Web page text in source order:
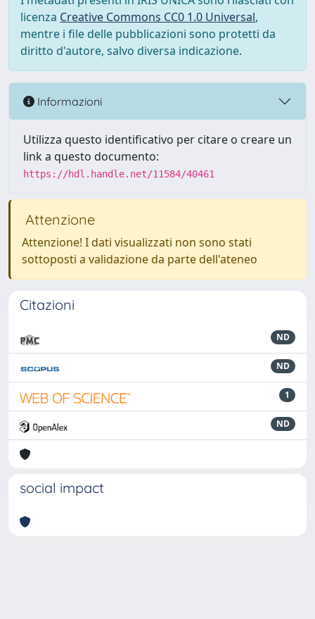
licenza Creative Commons CC0 1.0 Universal,
mentre i file delle pubblicazioni sono protetti da
diritto d'autore, salvo diversa indicazione.
Informazioni
Utilizza questo identificativo per citare o creare un
link a questo documento:
https://hdl.handle.net/11584/40461
Attenzione
Attenzione! I dati visualizzati non sono stati
sottoposti a validazione da parte dell'ateneo
Citazioni
ND
ND
1
ND
social impact